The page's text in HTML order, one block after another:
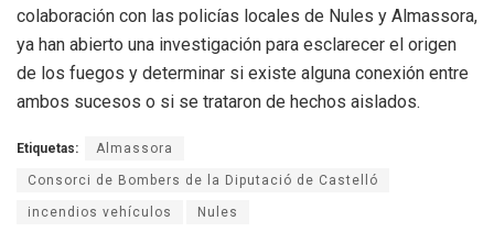
colaboración con las policías locales de Nules y Almassora,
ya han abierto una investigación para esclarecer el origen
de los fuegos y determinar si existe alguna conexión entre
ambos sucesos o si se trataron de hechos aislados.
Etiquetas: Almassora
Consorci de Bombers de la Diputació de Castelló
incendios vehículos Nules